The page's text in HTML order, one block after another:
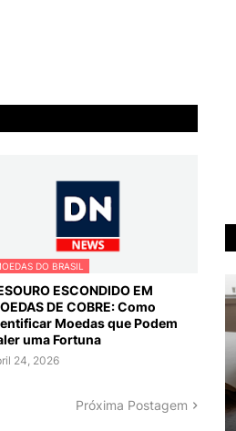
DO BRASIL
ESCONDIDO EM
DE COBRE: Como
Moedas que Podem
uma Fortuna
24, 2026
Próxima Postagem